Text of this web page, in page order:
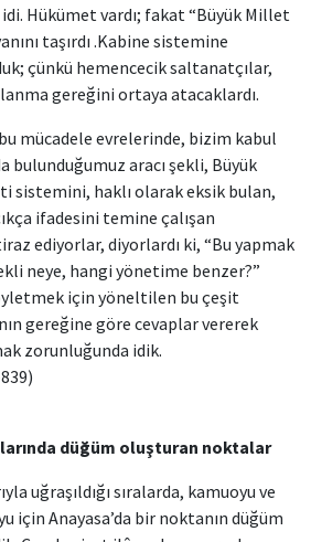
idi. Hükümet vardı; fakat “Büyük Millet
taşırdı .Kabine sistemine
çünkü hemencecik saltanatçılar,
gereğini ortaya atacaklardı.
mücadele evrelerinde, bizim kabul
aracı şekli, Büyük
sistemini, haklı olarak eksik bulan,
ifadesini temine çalışan
ediyorlar, diyorlardı ki, “Bu yapmak
neye, hangi yönetime benzer?”
için yöneltilen bu çeşit
gereğine göre cevaplar vererek
zorunluğunda idik.
düğüm oluşturan noktalar
uğraşıldığı sıralarda, kamuoyu ve
için Anayasa’da bir noktanın düğüm